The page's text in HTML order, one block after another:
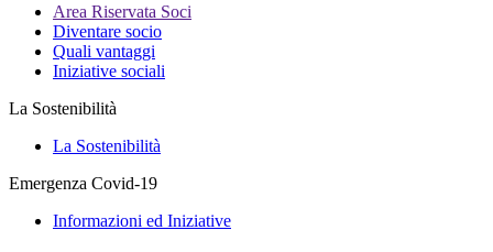
Area Riservata Soci
Diventare socio
Quali vantaggi
Iniziative sociali
La Sostenibilità
La Sostenibilità
Emergenza Covid-19
Informazioni ed Iniziative